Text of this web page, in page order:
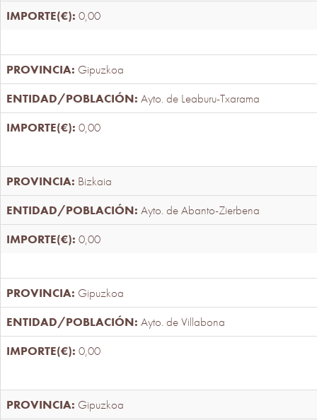
0,00
Gipuzkoa
Ayto. de Leaburu-Txarama
0,00
Bizkaia
Ayto. de Abanto-Zierbena
0,00
Gipuzkoa
Ayto. de Villabona
0,00
Gipuzkoa